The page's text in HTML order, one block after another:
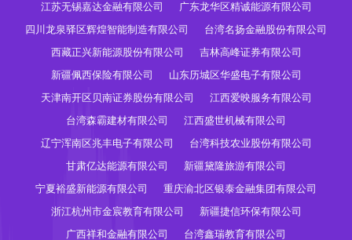
江苏无锡嘉达金融有限公司
广东龙华区精诚能源有限公司
四川龙泉驿区辉煌智能制造有限公司
台湾名扬金融股份有限公司
西藏正兴新能源股份有限公司
吉林高峰证券有限公司
新疆佩西保险有限公司
山东历城区华盛电子有限公司
天津南开区贝南证券股份有限公司
江西爱映服务有限公司
台湾森霸建材有限公司
江西盛世机械有限公司
辽宁浑南区兆丰电子有限公司
台湾科技农业股份有限公司
甘肃亿达能源有限公司
新疆黛隆旅游有限公司
宁夏裕盛新能源有限公司
重庆渝北区银泰金融集团有限公司
浙江杭州市金宸教育有限公司
新疆捷信环保有限公司
广西祥和金融有限公司
台湾鑫瑞教育有限公司